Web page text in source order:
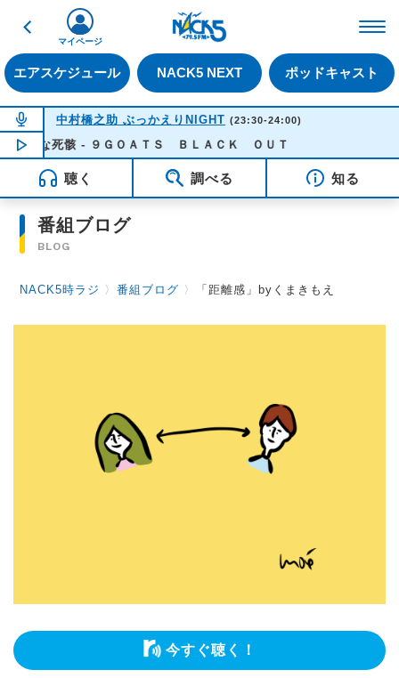
戻る
エアスケジュール NACK5 NEXT ポッドキャスト
マイページ
NOW ON AIR
中村橋之助 ぶっかえりNIGHT (23:30-24:00)
NOW PLAYING23:24
美な死骸 - ９ＧＯＡＴＳ ＢＬＡＣＫ ＯＵＴ
聴く 調べる 知る
番組ブログ
BLOG
NACK5時ラジ 〉番組ブログ 〉 「距離感」byくまきもえ
今すぐ聴く！